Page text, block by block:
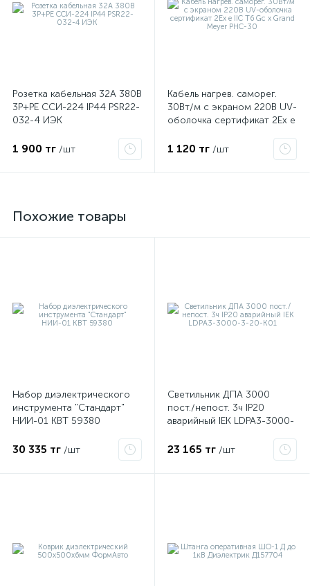
Розетка кабельная 32А 380В
3P+PЕ ССИ-224 IP44 PSR22-
032-4 ИЭК
1 900 тг /шт
Кабель нагрев. саморег.
30Вт/м с экраном 220В UV-
оболочка сертификат 2Ex e
PHC-30
1 120 тг /шт
Похожие товары
Набор диэлектрического
инструмента "Стандарт"
НИИ-01 КВТ 59380
30 335 тг /шт
Светильник ДПА 3000
пост./непост. 3ч IP20
аварийный IEK LDPA3-3000-
23 165 тг /шт